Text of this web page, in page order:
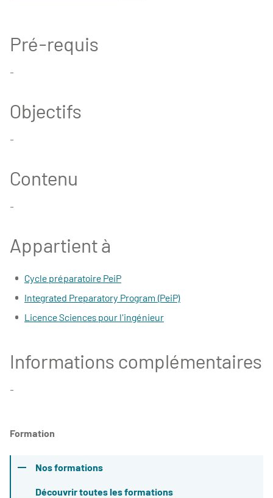
Pré-requis
-
Objectifs
-
Contenu
-
Appartient à
Cycle préparatoire PeiP
Integrated Preparatory Program (PeiP)
Licence Sciences pour l'ingénieur
Informations complémentaires
-
Formation
Nos formations
Découvrir toutes les formations